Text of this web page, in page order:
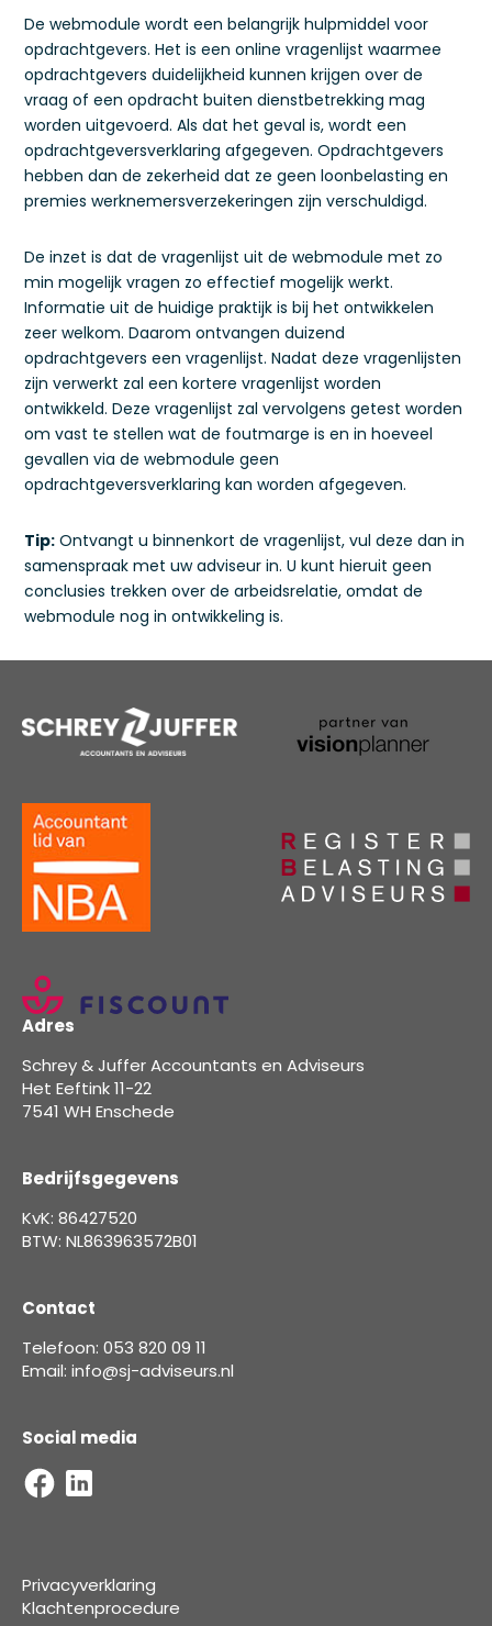
De webmodule wordt een belangrijk hulpmiddel voor
opdrachtgevers. Het is een online vragenlijst waarmee
opdrachtgevers duidelijkheid kunnen krijgen over de
vraag of een opdracht buiten dienstbetrekking mag
worden uitgevoerd. Als dat het geval is, wordt een
opdrachtgeversverklaring afgegeven. Opdrachtgevers
hebben dan de zekerheid dat ze geen loonbelasting en
premies werknemersverzekeringen zijn verschuldigd.
De inzet is dat de vragenlijst uit de webmodule met zo
min mogelijk vragen zo effectief mogelijk werkt.
Informatie uit de huidige praktijk is bij het ontwikkelen
zeer welkom. Daarom ontvangen duizend
opdrachtgevers een vragenlijst. Nadat deze vragenlijsten
zijn verwerkt zal een kortere vragenlijst worden
ontwikkeld. Deze vragenlijst zal vervolgens getest worden
om vast te stellen wat de foutmarge is en in hoeveel
gevallen via de webmodule geen
opdrachtgeversverklaring kan worden afgegeven.
Tip: Ontvangt u binnenkort de vragenlijst, vul deze dan in
samenspraak met uw adviseur in. U kunt hieruit geen
conclusies trekken over de arbeidsrelatie, omdat de
webmodule nog in ontwikkeling is.
Adres
Schrey & Juffer Accountants en Adviseurs
Het Eeftink 11-22
7541 WH Enschede
Bedrijfsgegevens
KvK: 86427520
BTW: NL863963572B01
Contact
Telefoon: 053 820 09 11
Email: info@sj-adviseurs.nl
Social media
Privacyverklaring
Klachtenprocedure